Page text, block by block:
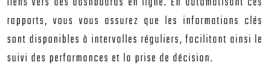
rapports, vous vous assurez que les informations clés
sont disponibles à intervalles réguliers, facilitant ainsi le
suivi des performances et la prise de décision.